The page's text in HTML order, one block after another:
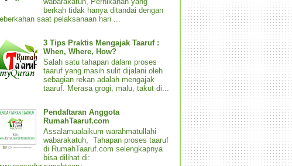
berkah tidak hanya ditandai dengan
saat pelaksanaan hari ...
3 Tips Praktis Mengajak Taaruf :
When, Where, How?
Salah satu tahapan dalam proses
taaruf yang masih sulit dijalani oleh
sebagian rekan adalah mengajak
taaruf. Merasa grogi, malu, takut di...
Pendaftaran Anggota
RumahTaaruf.com
Assalamualaikum warahmatullahi
wabarakatuh, Tahapan proses taaruf
di RumahTaaruf.com selengkapnya
bisa dilihat di: